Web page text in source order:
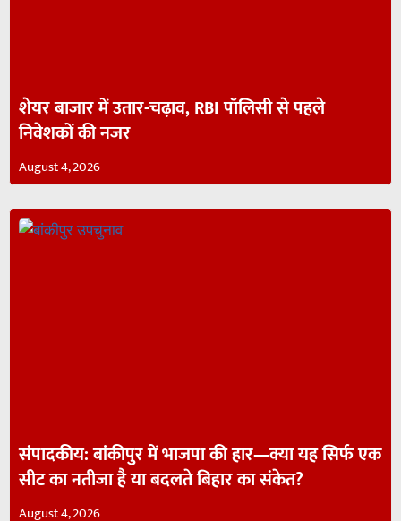
शेयर बाजार में उतार-चढ़ाव, RBI पॉलिसी से पहले
निवेशकों की नजर
August 4, 2026
संपादकीय: बांकीपुर में भाजपा की हार—क्या यह सिर्फ एक
सीट का नतीजा है या बदलते बिहार का संकेत?
August 4, 2026